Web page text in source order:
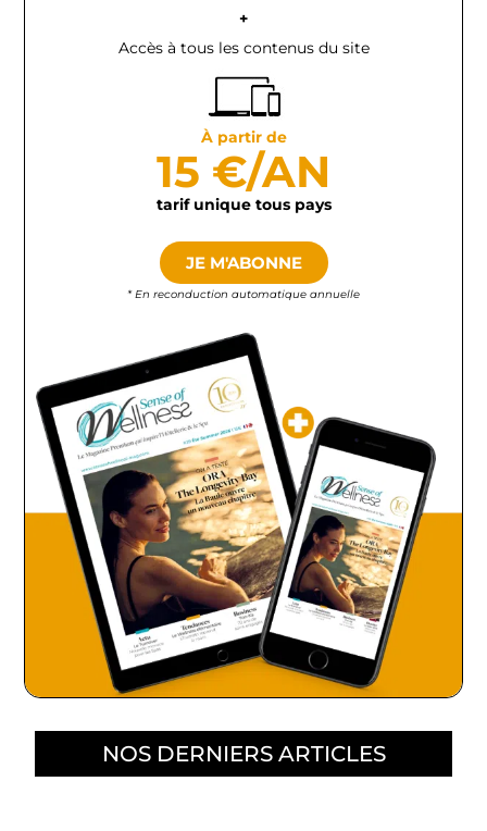
+
Accès à tous les contenus du site
À partir de
15 €/AN
tarif unique tous pays
JE M'ABONNE
* En reconduction automatique annuelle
NOS DERNIERS ARTICLES